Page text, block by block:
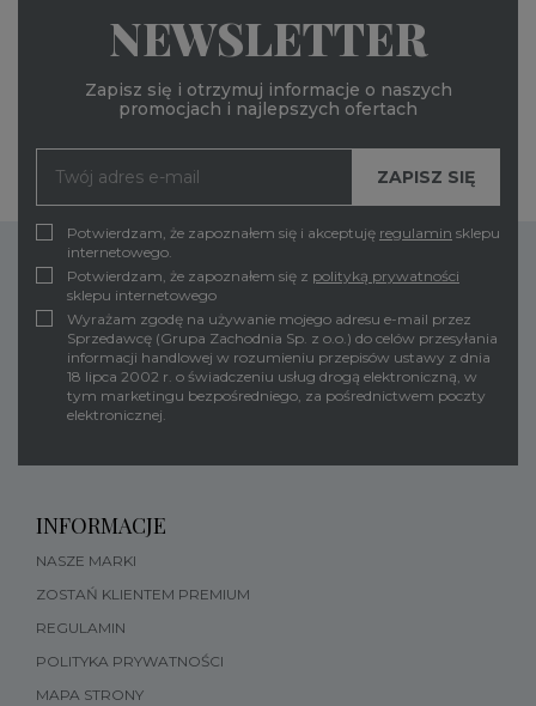
NEWSLETTER
Zapisz się i otrzymuj informacje o naszych
promocjach i najlepszych ofertach
Potwierdzam, że zapoznałem się i akceptuję regulamin sklepu
internetowego.
Potwierdzam, że zapoznałem się z polityką prywatności
sklepu internetowego
Wyrażam zgodę na używanie mojego adresu e-mail przez
Sprzedawcę (Grupa Zachodnia Sp. z o.o.) do celów przesyłania
informacji handlowej w rozumieniu przepisów ustawy z dnia
18 lipca 2002 r. o świadczeniu usług drogą elektroniczną, w
tym marketingu bezpośredniego, za pośrednictwem poczty
elektronicznej.
INFORMACJE
NASZE MARKI
ZOSTAŃ KLIENTEM PREMIUM
REGULAMIN
POLITYKA PRYWATNOŚCI
MAPA STRONY